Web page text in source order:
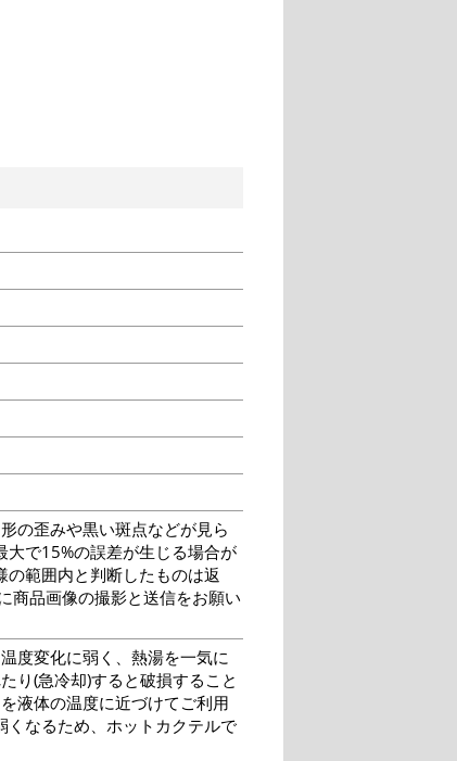
の歪みや黒い斑点などが見ら
で15%の誤差が生じる場合が
範囲内と判断したものは返
商品画像の撮影と送信をお願い
度変化に弱く、熱湯を一気に
り(急冷却)すると破損すること
液体の温度に近づけてご利用
くなるため、ホットカクテルで